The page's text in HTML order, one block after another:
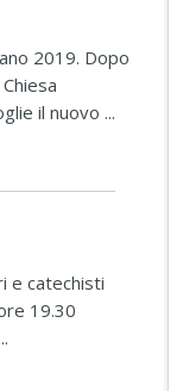
2019. Dopo
il nuovo ...
e catechisti
19.30